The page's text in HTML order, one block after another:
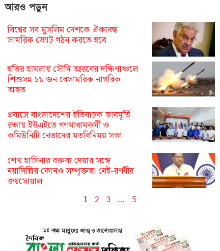
আরও পড়ুন
বিশ্বের সব মুসলিম দেশকে ঐক্যবদ্ধ
সামরিক জোট গঠন করতে হবে
হুতির হামলায় সৌদি আরবের দক্ষিণাঞ্চলে
শিশুসহ ১১ জন বেসামরিক নাগরিক
আহত
প্রবাসে বাংলাদেশের ইতিবাচক ভাবমূর্তি
রক্ষায় ইউএইতে গণমাধ্যমকর্মী ও
কমিউনিটি নেতাদের মতবিনিময় সভা
শেখ হাসিনার বক্তব্য দেয়ার সঙ্গে
নয়াদিল্লির কোনও সম্পৃক্ততা নেই-রণধীর
জয়সোয়াল
1 2 3 … 5